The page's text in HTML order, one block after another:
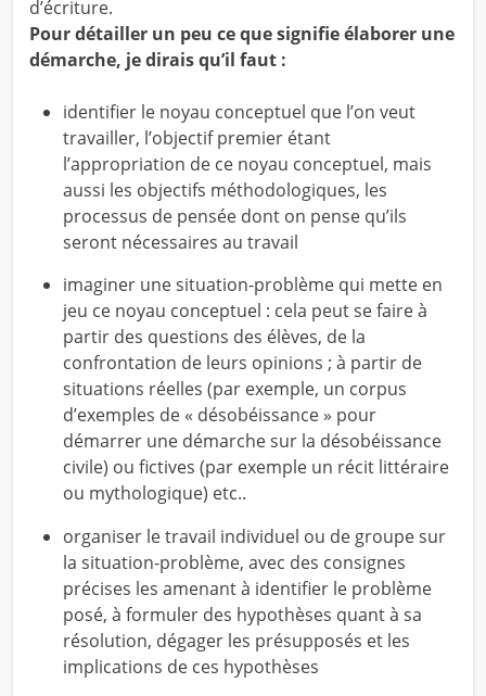
d’écriture.
Pour détailler un peu ce que signifie élaborer une
démarche, je dirais qu’il faut :
identifier le noyau conceptuel que l’on veut
travailler, l’objectif premier étant
l’appropriation de ce noyau conceptuel, mais
aussi les objectifs méthodologiques, les
processus de pensée dont on pense qu’ils
seront nécessaires au travail
imaginer une situation-problème qui mette en
jeu ce noyau conceptuel : cela peut se faire à
partir des questions des élèves, de la
confrontation de leurs opinions ; à partir de
situations réelles (par exemple, un corpus
d’exemples de « désobéissance » pour
démarrer une démarche sur la désobéissance
civile) ou fictives (par exemple un récit littéraire
ou mythologique) etc..
organiser le travail individuel ou de groupe sur
la situation-problème, avec des consignes
précises les amenant à identifier le problème
posé, à formuler des hypothèses quant à sa
résolution, dégager les présupposés et les
implications de ces hypothèses